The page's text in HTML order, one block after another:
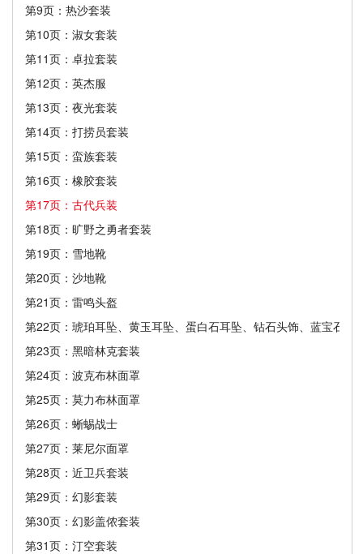
第9页：热沙套装
第10页：淑女套装
第11页：卓拉套装
第12页：英杰服
第13页：夜光套装
第14页：打捞员套装
第15页：蛮族套装
第16页：橡胶套装
第17页：古代兵装
第18页：旷野之勇者套装
第19页：雪地靴
第20页：沙地靴
第21页：雷鸣头盔
第22页：琥珀耳坠、黄玉耳坠、蛋白石耳坠、钻石头饰、蓝宝石头
第23页：黑暗林克套装
第24页：波克布林面罩
第25页：莫力布林面罩
第26页：蜥蜴战士
第27页：莱尼尔面罩
第28页：近卫兵套装
第29页：幻影套装
第30页：幻影盖侬套装
第31页：汀空套装